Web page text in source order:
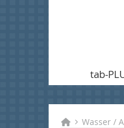
tab-
Wasser /